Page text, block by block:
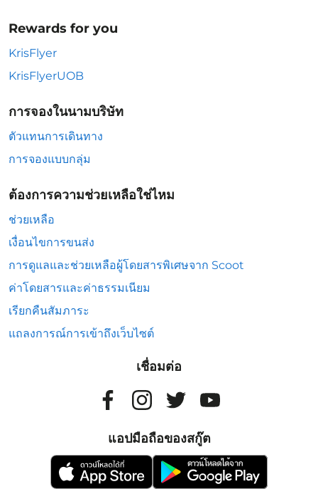
Rewards for you
KrisFlyer
KrisFlyerUOB
การจองในนามบริษัท
ตัวแทนการเดินทาง
การจองแบบกลุ่ม
ต้องการความช่วยเหลือใช่ไหม
ช่วยเหลือ
เงื่อนไขการขนส่ง
การดูแลและช่วยเหลือผู้โดยสารพิเศษจาก Scoot
ค่าโดยสารและค่าธรรมเนียม
เรียกคืนสัมภาระ
แถลงการณ์การเข้าถึงเว็บไซต์
เชื่อมต่อ
แอปมือถือของสกู๊ต